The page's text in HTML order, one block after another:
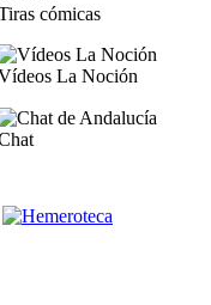
cómicas
La Noción